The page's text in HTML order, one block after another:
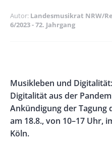
Autor Landesmusikrat NRW/
6/2023 - 72. Jahrgang
Left
Rectangle
Right
Body
Musikleben und
Digitalität aus der
Ankündigung der Tagung
am 18.8., von 10–17 Uhr,
Köln.